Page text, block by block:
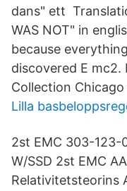
dans" ett
WAS NOT" in
because
discovered E mc2.
Collection
Lilla
2st EMC 303-123-
W/SSD 2st EMC
Relativitetsteorins